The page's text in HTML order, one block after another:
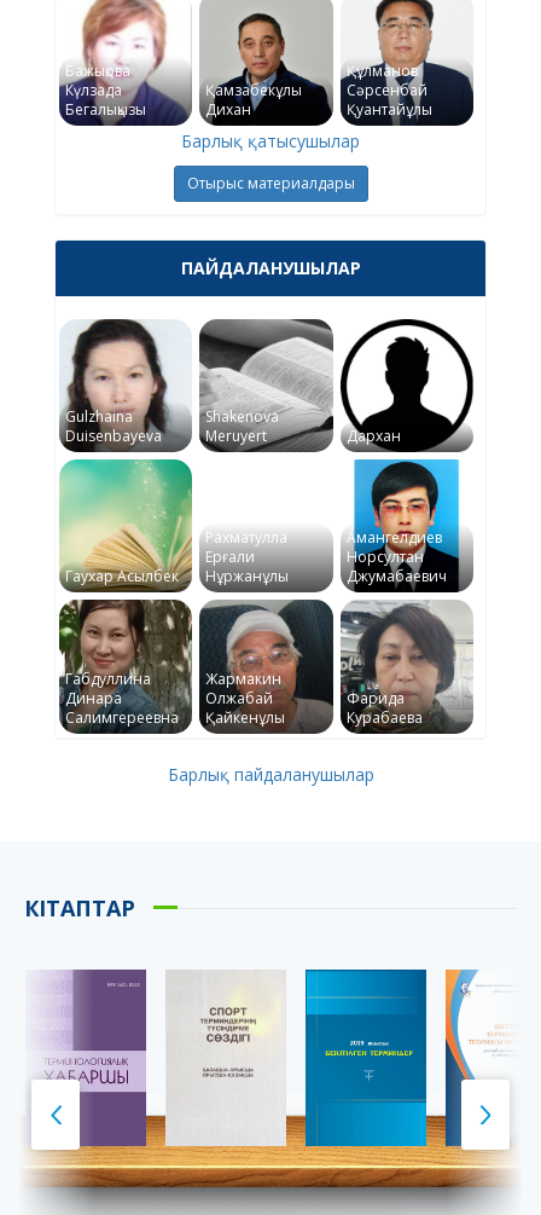
Бажықова
Күлзада
Бегалықызы
Қамзабекұлы
Дихан
Құлманов
Сәрсенбай
Қуантайұлы
Барлық қатысушылар
Отырыс материалдары
ПАЙДАЛАНУШЫЛАР
Gulzhaina
Duisenbayeva
Shakenova
Meruyert
Дархан
Гаухар Асылбек
Рахматулла
Ерғали
Нұржанұлы
Амангелдиев
Норсултан
Джумабаевич
Габдуллина
Динара
Салимгереевна
Жармакин
Олжабай
Қайкенұлы
Фарида
Курабаева
Барлық пайдаланушылар
КІТАПТАР